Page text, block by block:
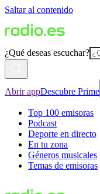
Saltar al contenido
¿Qué deseas escuchar?
Abrir appDescubre Prime
Top 100 emisoras
Podcast
Deporte en directo
En tu zona
Géneros musicales
Temas de emisoras